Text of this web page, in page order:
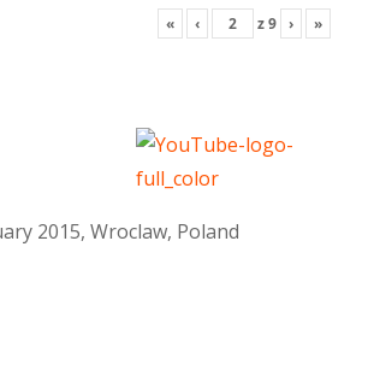
« ‹ z9 › »
2015, Wroclaw, Poland